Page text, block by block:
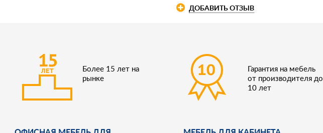
ДОБАВИТЬ ОТЗЫВ
Более 15 лет на
рынке
Гарантия на мебель
от производителя до
10 лет